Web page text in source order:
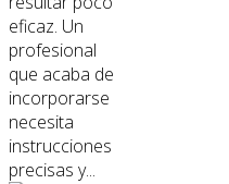
eficaz. Un
profesional
que acaba de
incorporarse
necesita
instrucciones
precisas y...